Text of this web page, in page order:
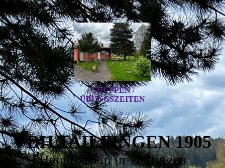
GRUPPEN /
ÜBUNGSZEITEN
VDH TAILFINGEN 1905
Hundeverein in Tailfingen